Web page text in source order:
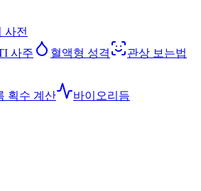
사전
사주 혈액형 성격
관상 보는법
획수 계산
바이오리듬